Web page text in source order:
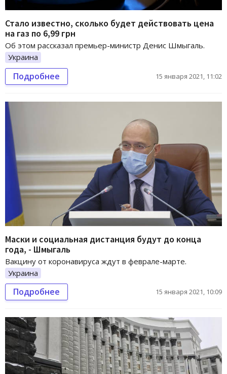
Стало известно, сколько будет действовать цена
на газ по 6,99 грн
Об этом рассказал премьер-министр Денис Шмыгаль.
Украина
Подробнее 15 января 2021, 11:02
Маски и социальная дистанция будут до конца
года, - Шмыгаль
Вакцину от коронавируса ждут в феврале-марте.
Украина
Подробнее 15 января 2021, 10:09